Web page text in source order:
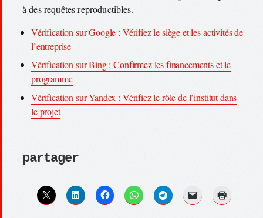
à des requêtes reproductibles.
Vérification sur Google : Vérifiez le siège et les activités de
l’entreprise
Vérification sur Bing : Confirmez les financements et le
programme
Vérification sur Yandex : Vérifiez le rôle de l’institut dans
le projet
partager